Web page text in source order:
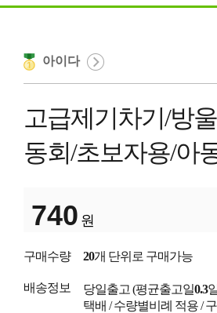
아이다
고급제기차기/방
동회/초보자용/아
740 원
구매수량 20개 단위로 구매가능
배송정보 당일출고 (평균출고일0.3
택배 / 수량별비례 적용 /